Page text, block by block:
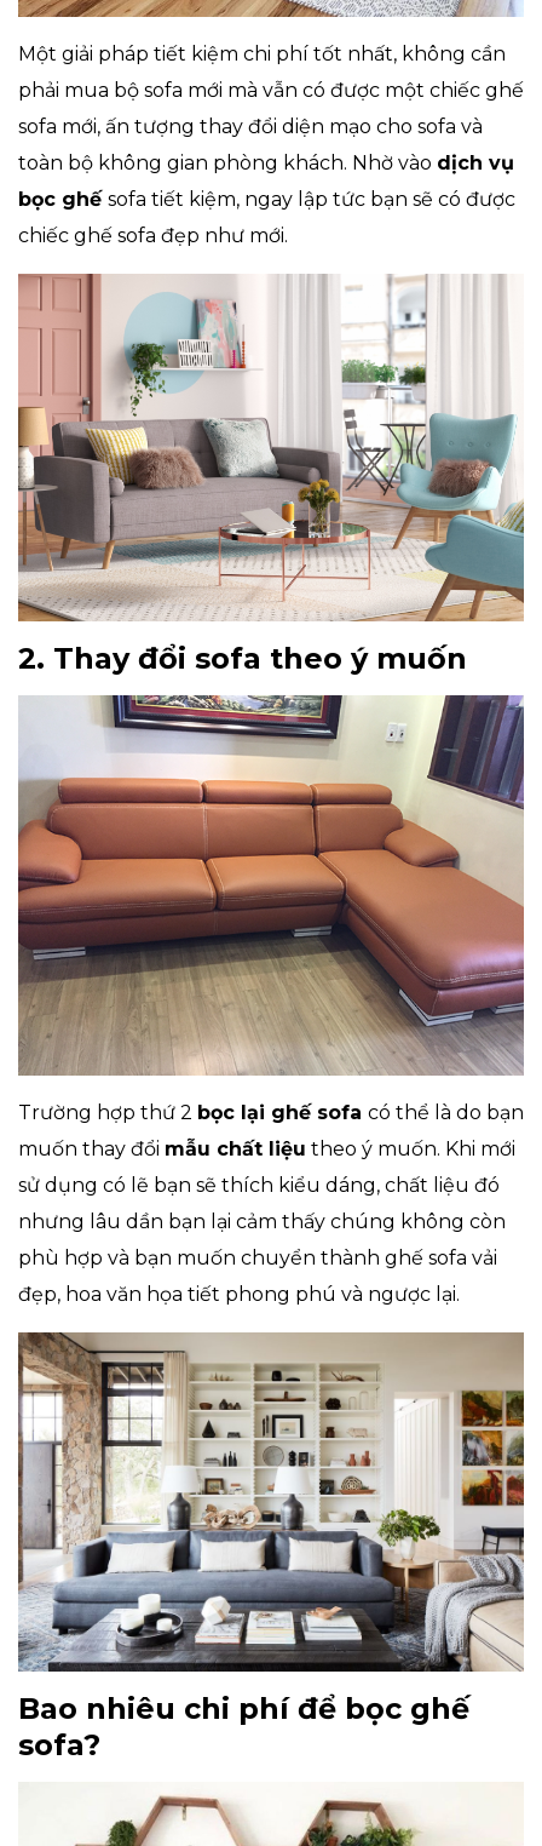
Một giải pháp tiết kiệm chi phí tốt nhất, không cần
phải mua bộ sofa mới mà vẫn có được một chiếc ghế
sofa mới, ấn tượng thay đổi diện mạo cho sofa và
toàn bộ không gian phòng khách. Nhờ vào dịch vụ
bọc ghế sofa tiết kiệm, ngay lập tức bạn sẽ có được
chiếc ghế sofa đẹp như mới.
2. Thay đổi sofa theo ý muốn
Trường hợp thứ 2 bọc lại ghế sofa có thể là do bạn
muốn thay đổi mẫu chất liệu theo ý muốn. Khi mới
sử dụng có lẽ bạn sẽ thích kiểu dáng, chất liệu đó
nhưng lâu dần bạn lại cảm thấy chúng không còn
phù hợp và bạn muốn chuyển thành ghế sofa vải
đẹp, hoa văn họa tiết phong phú và ngược lại.
Bao nhiêu chi phí để bọc ghế
sofa?